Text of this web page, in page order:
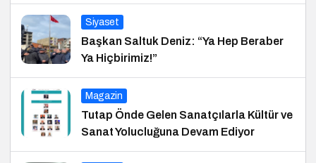
Siyaset
Başkan Saltuk Deniz: “Ya Hep Beraber
Ya Hiçbirimiz!”
Magazin
Tutap Önde Gelen Sanatçılarla Kültür ve
Sanat Yolucluğuna Devam Ediyor